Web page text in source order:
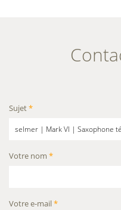
Sujet*
Votre nom *
Votre e-mail*